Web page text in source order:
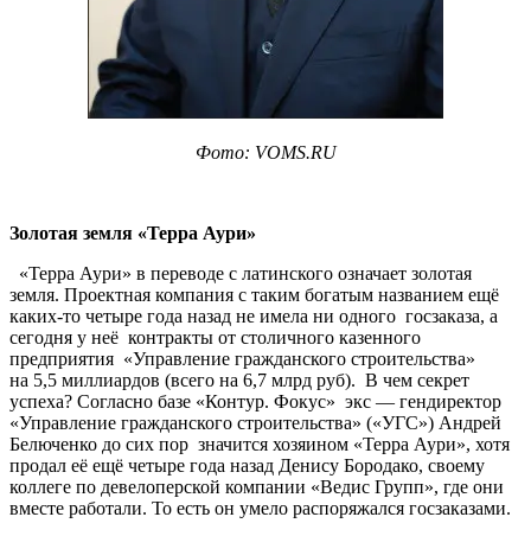
Фото: VOMS.RU
Золотая земля «Терра Аури»
«Терра Аури» в переводе с латинского означает золотая
земля. Проектная компания с таким богатым названием ещё
каких-то четыре года назад не имела ни одного госзаказа, а
сегодня у неё контракты от столичного казенного
предприятия «Управление гражданского строительства»
на 5,5 миллиардов (всего на 6,7 млрд руб). В чем секрет
успеха? Согласно базе «Контур. Фокус» экс — гендиректор
«Управление гражданского строительства» («УГС») Андрей
Белюченко до сих пор значится хозяином «Терра Аури», хотя
продал её ещё четыре года назад Денису Бородако, своему
коллеге по девелоперской компании «Ведис Групп», где они
вместе работали. То есть он умело распоряжался госзаказами.